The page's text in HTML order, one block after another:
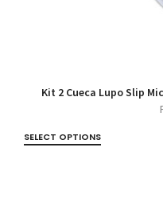
Kit 2 Cueca Lupo Slip
SELECT OPTIONS